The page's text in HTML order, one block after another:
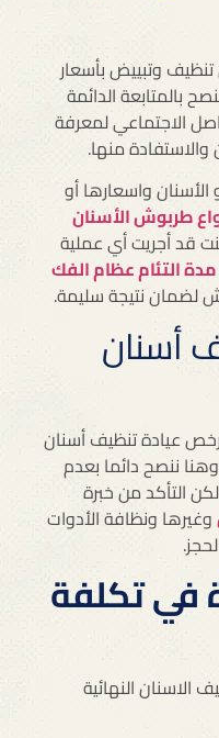
وتبييض بأسعار
بالمتابعة الدائمة
الاجتماعي لمعرفة
منها.
واسعارها أو
طربوش الأسنان
قد أجريت أي عملية
مدة التئام عظام الفك
لضمان نتيجة سليمة.
أسنان
عيادة تنظيف أسنان
ننصح دائما بعدم
التأكد من خبرة
وغيرها ونظافة الأدوات
في تكلفة
النهائية